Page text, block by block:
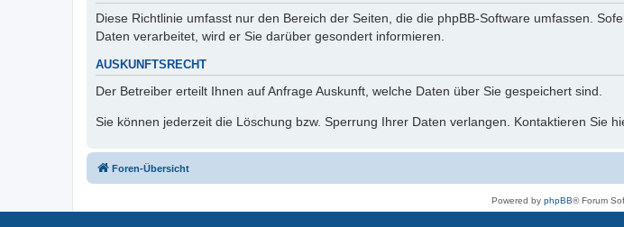
Diese Richtlinie umfasst nur den Bereich der Seiten, die die phpBB-Software umfassen.
Daten verarbeitet, wird er Sie darüber gesondert informieren.
AUSKUNFTSRECHT
Der Betreiber erteilt Ihnen auf Anfrage Auskunft, welche Daten über Sie gespeichert sind.
Sie können jederzeit die Löschung bzw. Sperrung Ihrer Daten verlangen. Kontaktieren Sie
Foren-Übersicht
Powered by phpBB® Forum